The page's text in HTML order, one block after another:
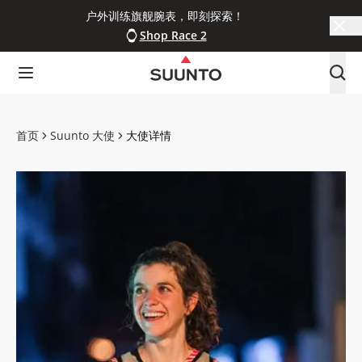
户外训练旗舰腕表，即刻探索！
Shop Race 2
首页 Suunto 大使 大使详情